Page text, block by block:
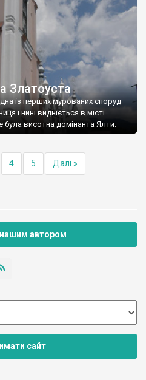
Златоуста
із перших мурованих споруд
і нині видніється в місті
була висотна домінанта Ялти.
4 5 Далі »
автором
сайт